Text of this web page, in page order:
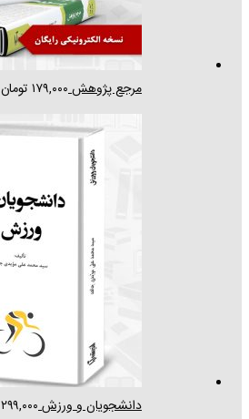
مرجع پژوهش ۱۷۹,۰۰۰ تومان
دانشجویان و ورزش ۲۹۹,۰۰۰